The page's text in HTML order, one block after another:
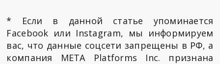
* Если в данной статье упоминается
Facebook или Instagram, мы информируем
вас, что данные соцсети запрещены в РФ, а
компания META Platforms Inc. признана